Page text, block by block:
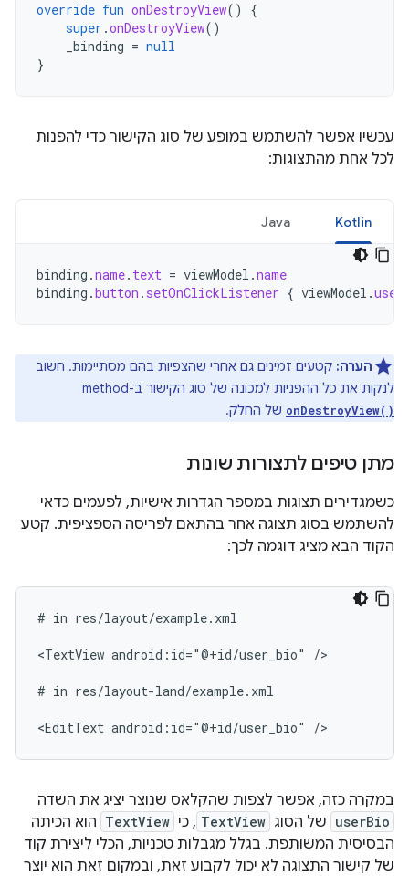
override fun onDestroyView()
{
super .onDestroyView()
_binding = null
}
עכשיו אפשר להשתמש במופע של סוג הקישור כדי להפנות
לכל אחת מהתצוגות:
Kotlin
Java
binding .name. text = viewModel .name
binding .button . setOnClickListener { viewModel .
הערה: קטעים זמינים גם אחרי שהצפיות בהם מסתיימות. חשוב
לנקות את כל ההפניות למכונה של סוג הקישור ב-method‏
onDestroyView() של החלק.
מתן טיפים לתצורות שונות
כשמגדירים תצוגות במספר הגדרות אישיות, לפעמים כדאי
להשתמש בסוג תצוגה אחר בהתאם לפריסה הספציפית. קטע
הקוד הבא מציג דוגמה לכך:
# in res/layout/example.xml
<TextView android:id="@+id/user_bio" />
# in res/layout-land/example.xml
<EditText android:id="@+id/user_bio"
במקרה כזה, אפשר לצפות שהקלאס שנוצר יציג את השדה
userBio של הסוג TextView , כי TextView הוא הכיתה
הבסיסית המשותפת. בגלל מגבלות טכניות, הכלי ליצירת קוד
של קישור התצוגה לא יכול לקבוע זאת, ובמקום זאת הוא יוצר